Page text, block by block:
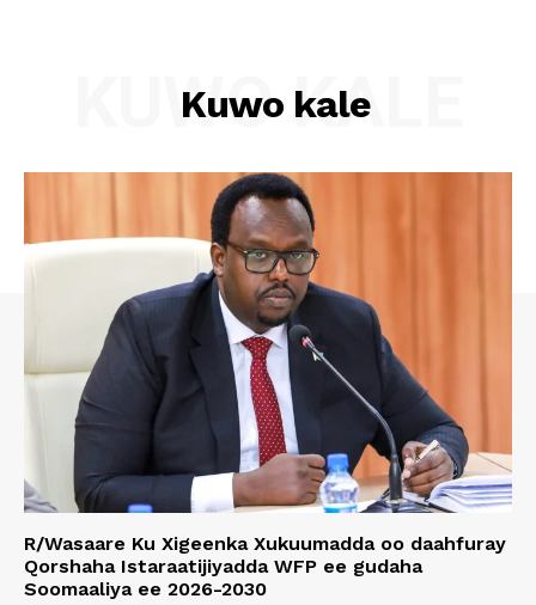
Kuwo kale
KUWO KALE
R/Wasaare Ku Xigeenka Xukuumadda oo daahfuray
Qorshaha Istaraatijiyadda WFP ee gudaha
Soomaaliya ee 2026-2030